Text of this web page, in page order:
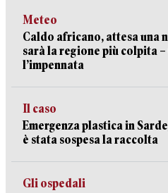
Meteo
Caldo africano, attesa una
sarà la regione più colpita
l’impennata
Il caso
Emergenza plastica in
è stata sospesa la raccolta
Gli ospedali